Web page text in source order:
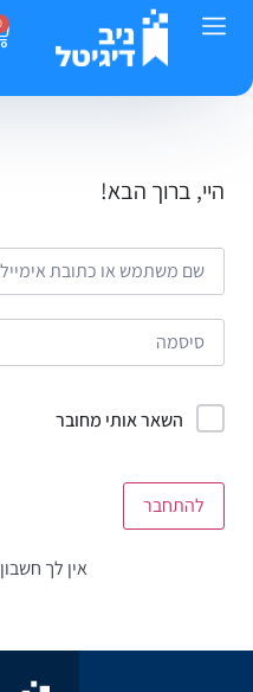
היי, ברוך הבא!
השאר אותי מחובר
להתחבר
אין לך